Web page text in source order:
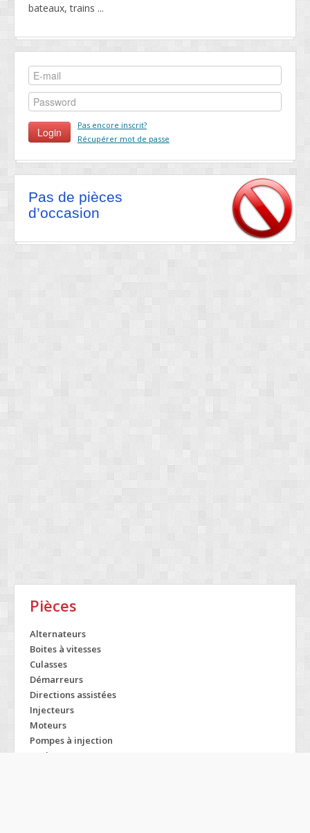
bateaux, trains ...
Pas encore inscrit?
Récupérer mot de passe
Pas de pièces
d’occasion
Pièces
Alternateurs
Boites à vitesses
Culasses
Démarreurs
Directions assistées
Injecteurs
Moteurs
Pompes à injection
Turbos